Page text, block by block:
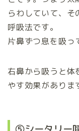
らわしていて、そ
呼吸法です。
片鼻ずつ息を吸っ
右鼻から吸うと体
やす効果がありま